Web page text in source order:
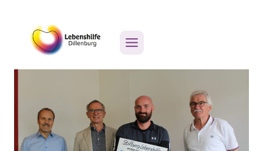
springenStiftung